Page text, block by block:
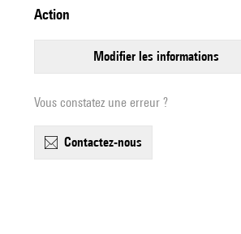
action
modifier les informations
Vous constatez une erreur ?
contactez-nous